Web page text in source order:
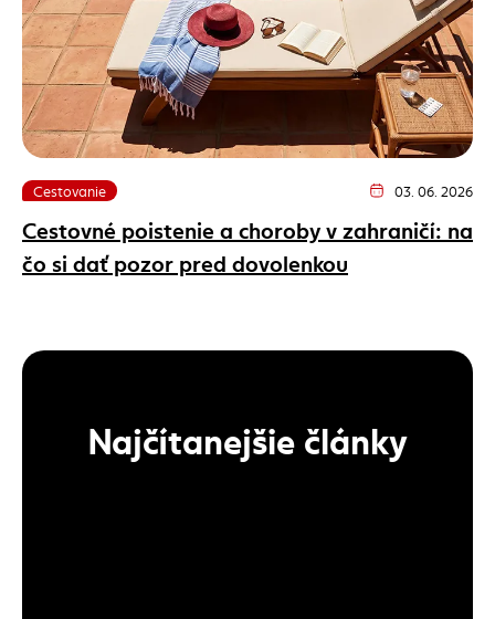
Cestovanie Dátum vydania
03. 06. 2026
Cestovné poistenie a choroby v zahraničí: na
čo si dať pozor pred dovolenkou
Najčítanejšie články